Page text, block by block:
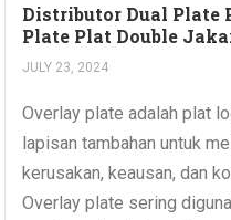
Distributor Dual Plate
Plate Plat Double
JULY 23, 2024
Overlay plate adalah plat
lapisan tambahan untuk
kerusakan, keausan, dan
Overlay plate sering